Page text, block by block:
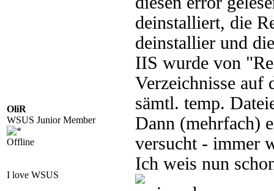
OliR
WSUS Junior Member
Offline
I love WSUS
deinstalliert, die
deinstallier und
IIS wurde von
Verzeichnisse auf
sämtl. temp.
Dann (mehrfach)
versucht - immer
Ich weis nun